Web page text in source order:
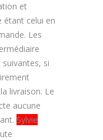
et
étant celui en
Les
si
livraison. Le
aucune
Sylvie